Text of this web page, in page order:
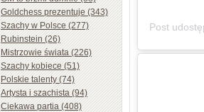
Goldchess prezentuje (343)
Szachy w Polsce (277)
Rubinstein (26)
Mistrzowie świata (226)
Szachy kobiece (51)
Polskie talenty (74)
Artysta i szachista (94)
Ciekawa partia (408)